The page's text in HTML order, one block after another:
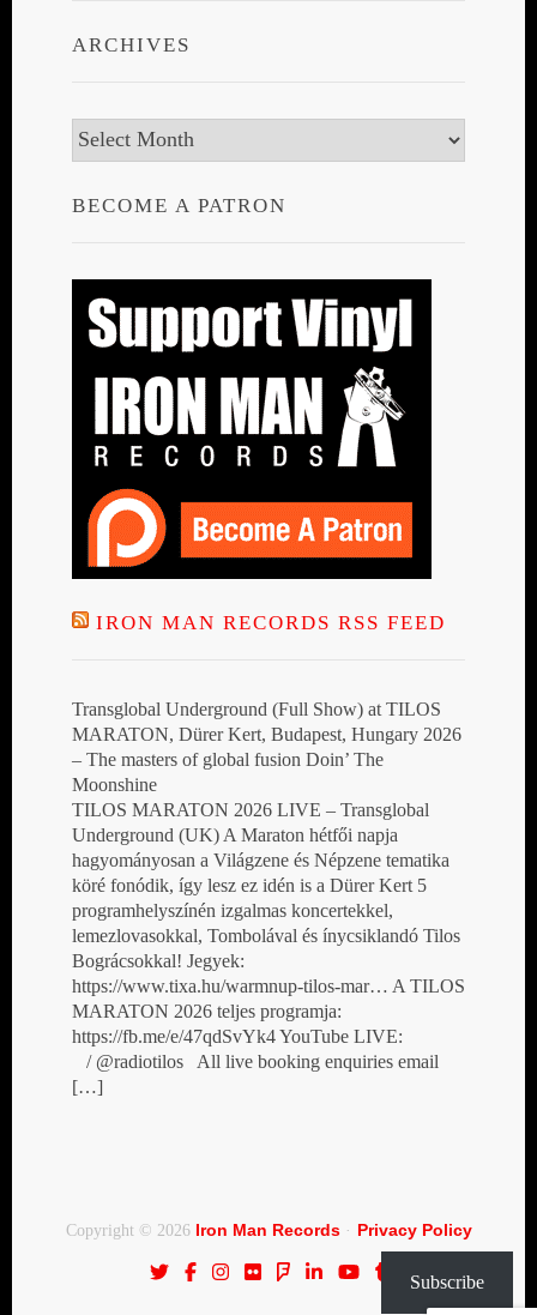
ARCHIVES
Archives
BECOME A PATRON
IRON MAN RECORDS RSS FEED
Transglobal Underground (Full Show) at TILOS
MARATON, Dürer Kert, Budapest, Hungary 2026
– The masters of global fusion Doin’ The
Moonshine
TILOS MARATON 2026 LIVE – Transglobal
Underground (UK) A Maraton hétfői napja
hagyományosan a Világzene és Népzene tematika
köré fonódik, így lesz ez idén is a Dürer Kert 5
programhelyszínén izgalmas koncertekkel,
lemezlovasokkal, Tombolával és ínycsiklandó Tilos
Bográcsokkal! Jegyek:
https://www.tixa.hu/warmnup-tilos-mar… A TILOS
MARATON 2026 teljes programja:
https://fb.me/e/47qdSvYk4 YouTube LIVE:
/ @radiotilos All live booking enquiries email
[…]
Copyright © 2026 Iron Man Records· Privacy Policy
Subscribe